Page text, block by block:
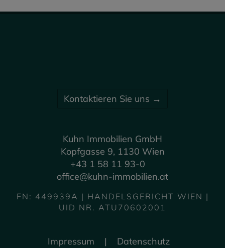
Kontaktieren Sie uns →
Kuhn Immobilien GmbH
Kopfgasse 9, 1130 Wien
+43 1 58 11 93-0
office@kuhn-immobilien.at
FN: 449939A | HANDELSGERICHT WIEN |
UID NR. ATU70602001
Impressum |
Datenschutz